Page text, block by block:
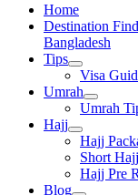
Home
Destination
Bangladesh
Tips
Visa
Umrah
Umrah
Hajj
Hajj
Short
Hajj Pre
Blog